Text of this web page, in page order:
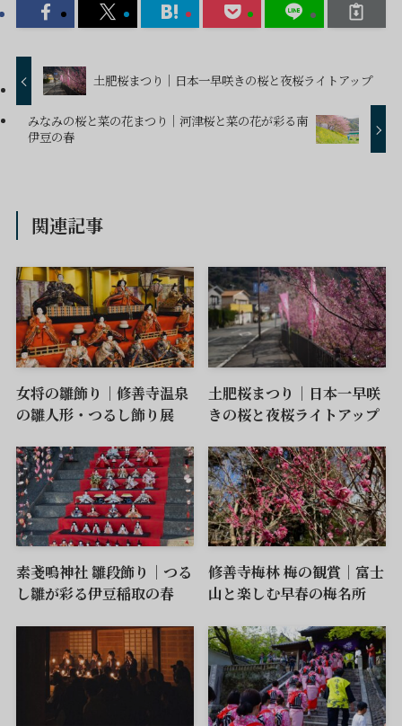
土肥桜まつり｜日本一早咲きの桜と夜桜ライトアップ
みなみの桜と菜の花まつり｜河津桜と菜の花が彩る南
伊豆の春
関連記事
女将の雛飾り｜修善寺温泉
の雛人形・つるし飾り展
土肥桜まつり｜日本一早咲
きの桜と夜桜ライトアップ
素戔嗚神社 雛段飾り｜つる
し雛が彩る伊豆稲取の春
修善寺梅林 梅の観賞｜富士
山と楽しむ早春の梅名所